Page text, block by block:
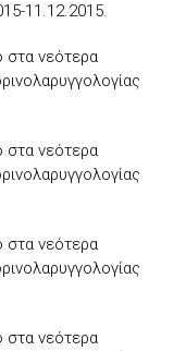
11.12.2015.
στα νεότερα
στα νεότερα
στα νεότερα
στα νεότερα